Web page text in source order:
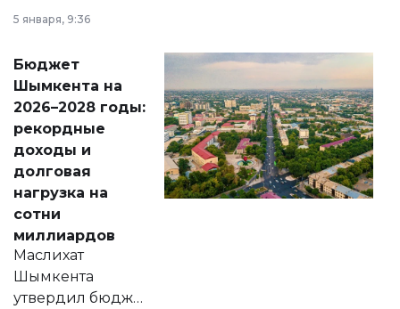
принести
народу
Венесуэлы.
5 января, 9:36
Бюджет
Шымкента на
2026–2028 годы:
рекордные
доходы и
долговая
нагрузка на
сотни
миллиардов
Маслихат
Шымкента
утвердил бюджет